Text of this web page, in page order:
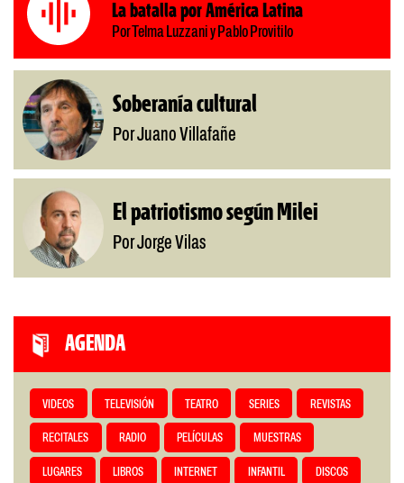
La batalla por América Latina
Por Telma Luzzani y Pablo Provitilo
Soberanía cultural
Por Juano Villafañe
El patriotismo según Milei
Por Jorge Vilas
AGENDA
VIDEOS TELEVISIÓN TEATRO SERIES REVISTAS
RECITALES RADIO PELÍCULAS MUESTRAS
LUGARES LIBROS INTERNET INFANTIL DISCOS